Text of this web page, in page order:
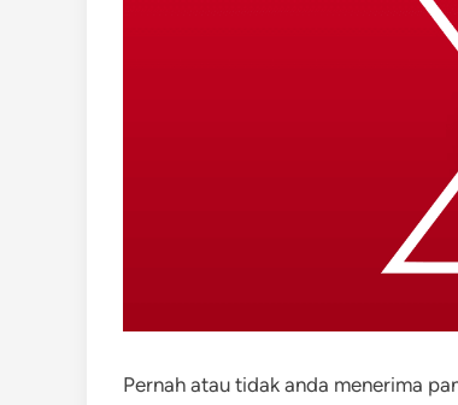
Pernah atau tidak anda menerima